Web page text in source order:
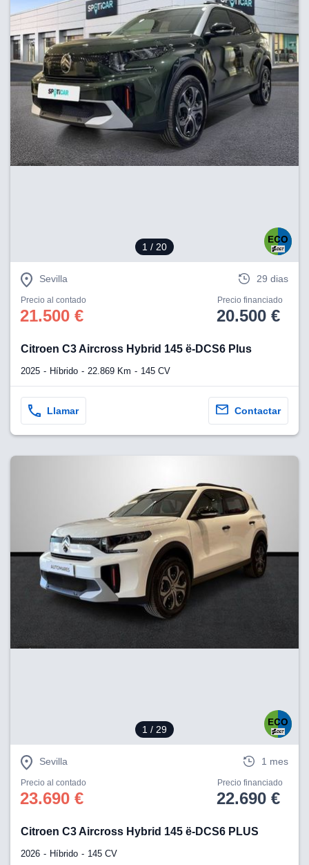
1 / 20
Sevilla 29 dias
Precio al contado
21.500 €
Precio financiado
20.500 €
Citroen C3 Aircross Hybrid 145 ë-DCS6 Plus
2025 Híbrido 22.869 Km 145 CV
Llamar Contactar
1 / 29
Sevilla 1 mes
Precio al contado
23.690 €
Precio financiado
22.690 €
Citroen C3 Aircross Hybrid 145 ë-DCS6 PLUS
2026 Híbrido 145 CV